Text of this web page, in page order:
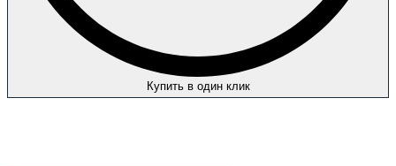
Купить в один клик